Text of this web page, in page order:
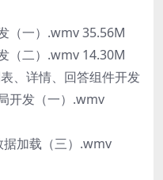
（一）.wmv 35.56M
（二）.wmv 14.30M
、详情、回答组件开发
开发（一）.wmv
加载（三）.wmv